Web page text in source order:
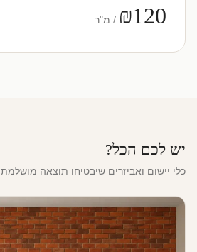
₪120 / מ"ר
יש לכם הכל?
כלי יישום ואביזרים שיבטיחו תוצאה מושלמת